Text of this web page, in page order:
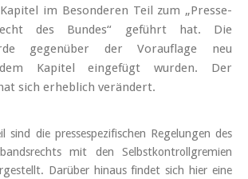
im Besonderen Teil zum „Presse-
des Bundes“ geführt hat. Die
gegenüber der Vorauflage neu
Kapitel eingefügt wurden. Der
sich erheblich verändert.
sind die pressespezifischen Regelungen des
mit den Selbstkontrollgremien
Darüber hinaus findet sich hier eine